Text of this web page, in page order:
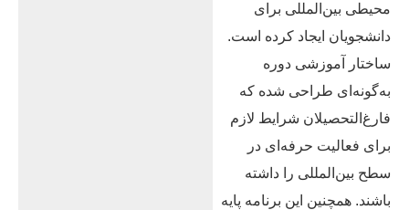
محیطی بین‌المللی برای
دانشجویان ایجاد کرده است.
ساختار آموزشی دوره
به‌گونه‌ای طراحی شده که
فارغ‌التحصیلان شرایط لازم
برای فعالیت حرفه‌ای در
سطح بین‌المللی را داشته
باشند. همچنین این برنامه پایه